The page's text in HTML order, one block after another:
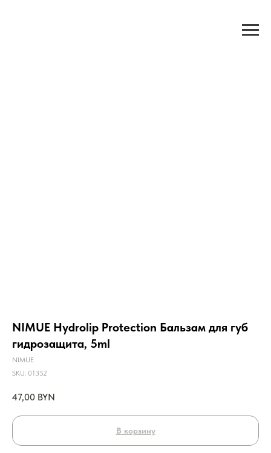
NIMUE Hydrolip Protection Бальзам для губ
гидрозащита, 5ml
NIMUE
SKU: 01352
47,00 BYN
В корзину